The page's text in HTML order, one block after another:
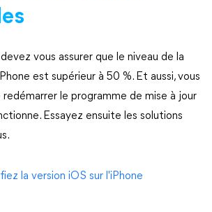
devez vous assurer que le niveau de la
est supérieur à 50 %. Et aussi, vous
le programme de mise à jour
Essayez ensuite les solutions
la version iOS sur l'iPhone